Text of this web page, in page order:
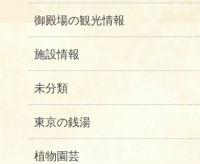
御殿場の観光情報
施設情報
未分類
東京の銭湯
植物園芸